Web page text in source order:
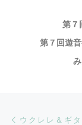
第７
第７回遊
ウクレレ＆ギ